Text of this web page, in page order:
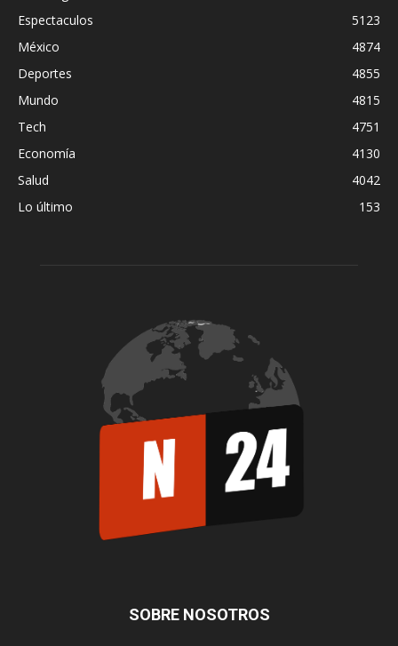
Espectaculos
5123
México
4874
Deportes
4855
Mundo
4815
Tech
4751
Economía
4130
Salud
4042
Lo último
153
SOBRE NOSOTROS